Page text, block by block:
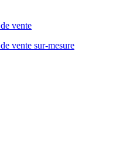
vente
vente sur-mesure